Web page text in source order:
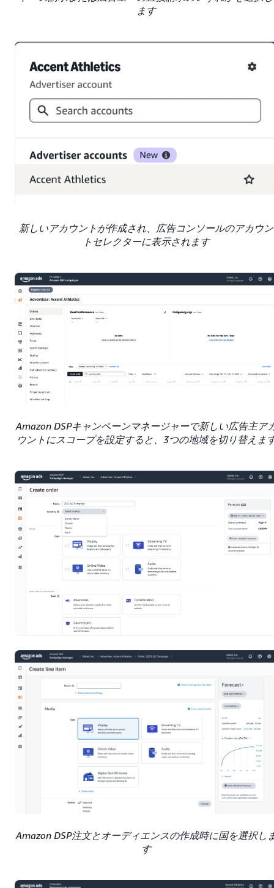
ます
新しいアカウントが作成され、広告コンソールのアカウン
トセレクターに表示されます
Amazon DSPキャンペーンマネージャーで新しい広告主ア
ウントにスコープを設定すると、3つの地域を切り替えま
Amazon DSP注文とオーディエンスの作成時に国を選択し
す